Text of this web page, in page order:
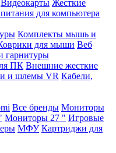
Видеокарты Жесткие
для компьютера
Комплекты мышь и
для мыши Веб
гарнитуры
ПК Внешние жесткие
и шлемы VR Кабели,
Все бренды Мониторы
Мониторы 27 " Игровые
МФУ Картриджи для